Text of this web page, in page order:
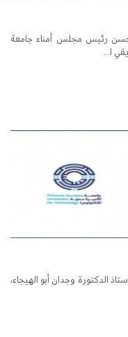
رئيس مجلس أمناء جامعة
ا...
الدكتورة وجدان أبو الهيجاء،